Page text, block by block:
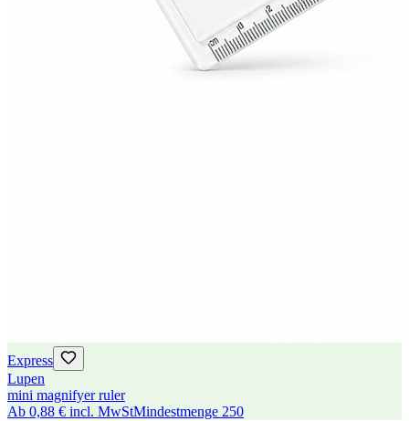
Express
Lupen
mini magnifyer ruler
Ab 0,88 € incl. MwStMindestmenge 250